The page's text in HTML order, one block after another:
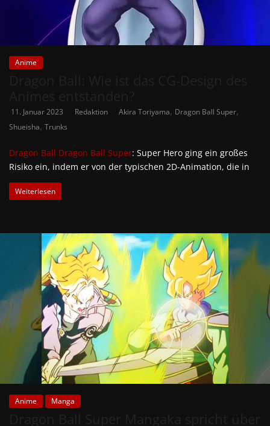
Anime
11. Januar 2023 Redaktion Akira Toriyama, Dragon Ball Super,
Shueisha, Trunks
Dragon Ball Dragon Ball Super: Super Hero ging ein großes
Risiko ein, indem er von der typischen 2D-Animation, die in
Weiterlesen
Anime Manga